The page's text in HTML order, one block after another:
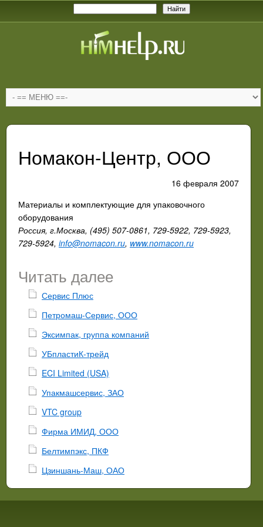
Номакон-Центр, ООО
16 февраля 2007
Материалы и комплектующие для упаковочного
оборудования
Россия, г.Москва, (495) 507-0861, 729-5922, 729-5923,
729-5924, info@nomacon.ru, www.nomacon.ru
Читать далее
Сервис Плюс
Петромаш-Сервис, ООО
Эксимпак, группа компаний
УБпластиК-трейд
ECI Limited (USA)
Упакмашсервис, ЗАО
VTC group
Фирма ИМИД, ООО
Белтимпэкс, ПКФ
Цзиншань-Маш, ОАО